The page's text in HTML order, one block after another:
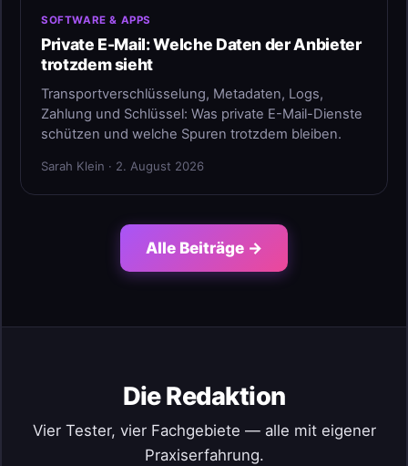
SOFTWARE & APPS
Private E-Mail: Welche Daten der Anbieter
trotzdem sieht
Transportverschlüsselung, Metadaten, Logs,
Zahlung und Schlüssel: Was private E-Mail-Dienste
schützen und welche Spuren trotzdem bleiben.
Sarah Klein · 2. August 2026
Alle Beiträge →
Die Redaktion
Vier Tester, vier Fachgebiete — alle mit eigener
Praxiserfahrung.